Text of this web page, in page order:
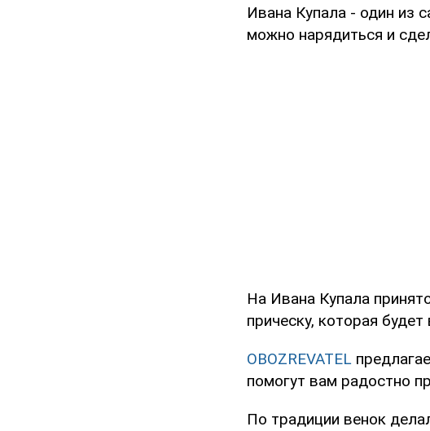
Ивана Купала - один из
можно нарядиться и
На Ивана Купала
прическу, которая
OBOZREVATEL
помогут вам радостно
По традиции венок